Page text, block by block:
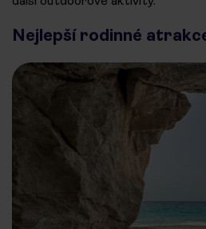
Nejlepší rodinné